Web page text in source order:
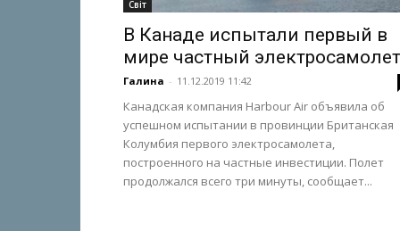
Світ
В Канаде испытали первый в
мире частный электросамолет
Галина - 11.12.2019 11:42
Канадская компания Harbour Air объявила об
успешном испытании в провинции Британская
Колумбия первого электросамолета,
построенного на частные инвестиции. Полет
продолжался всего три минуты, сообщает...